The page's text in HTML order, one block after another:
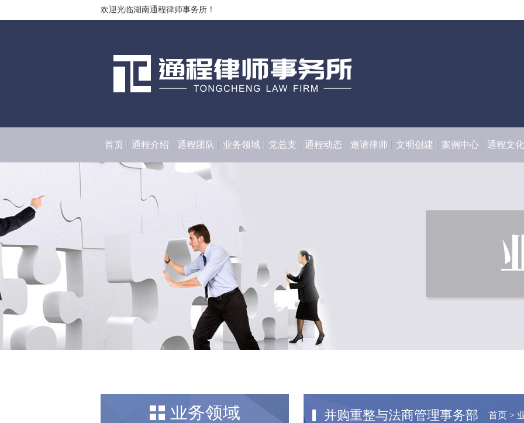
欢迎光临湖南通程律师事务所！
首页 通程介绍 通程团队 业务领域 党总支 通程动态 邀请律师 文明创建 案例中心 通程文化
业务领域 并购重整与法商管理事务部 首页 >